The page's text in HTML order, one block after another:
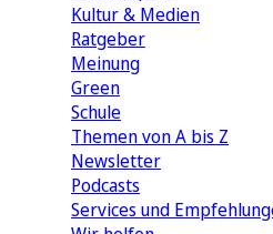
Kultur & Medien
Ratgeber
Meinung
Green
Schule
Themen von A bis Z
Newsletter
Podcasts
Services und